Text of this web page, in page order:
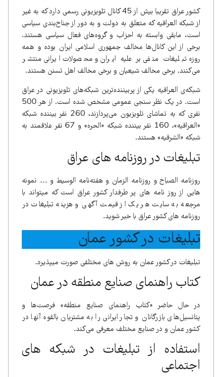
کشور عراق تقریبا بیش از 45 کانال تلویزیونی رسمی دارد که به غیر
از شبکه العراقیه که متعلق به دولت و به دور از جناح‌بندی سیاسی
است، مابقی وابسته به احزاب و گروه‌های فعال سیاسی هستند.
برخی از این کانال‌ها مخالف جمهوری اسلامی ایران بوده و همه
روزه تبلیغات منفی بر علیه ایران و محصولات ایرانی منتشر
می‌کنند. برخی مخالف شیعیان و برخی مخالف اهل تسنن هستند.
شبکه‌ی العراقیه یکی از پربیننده‌ترین شبکه‌های تلویزیونی در عراق
است. در یک نظر سنجی عمومی مشخص شده است. از هر 500
نفری که به تماشای تلویزیون می‌پردازند، 260 نفر بیننده شبکه
«العراقیه»، 160 نفر بیننده شبکه «الحره» و 67 نفر علاقمند به
شبکه «الشرقیه» هستند.
تبلیغات در روزنامه های عراق
روزنامه الصباح و روزنامه الزمان و هفته‌نامه‌ الوسیط و … نمونه
هایی از روز نامه های پر طرفدار کشور عراق است که میتواند با
مرجعه به سایت هر یک از قیمت آگهی و هزینه تبلیغات در
روزنامه های کشور عراق با خبر شوید.
تبلیغات در کشور عمان
تبلیغات در کشور عمان به روش های مختلفی صورت میپذیرد.
کتاب راهنمای صنایع منطقه در عمان
در حال حاضر «کتاب راهنمای صنایع منطقه» فرصت‌ها و
پتانسیل‌های بازرگانان و تجار ایرانی را به مشتریان بالقوه آنها در
کشور عمان و در صنایع مختلف معرفی می‌کند.
استفاده از تبلیغات در شبکه های
اجتماعی